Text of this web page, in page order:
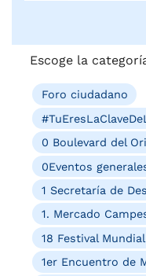
Escoge la
Foro ciudadano
0 Boulevard del
0Eventos
1 Secretaría de
1. Mercado
18 Festival
1er Encuentro de